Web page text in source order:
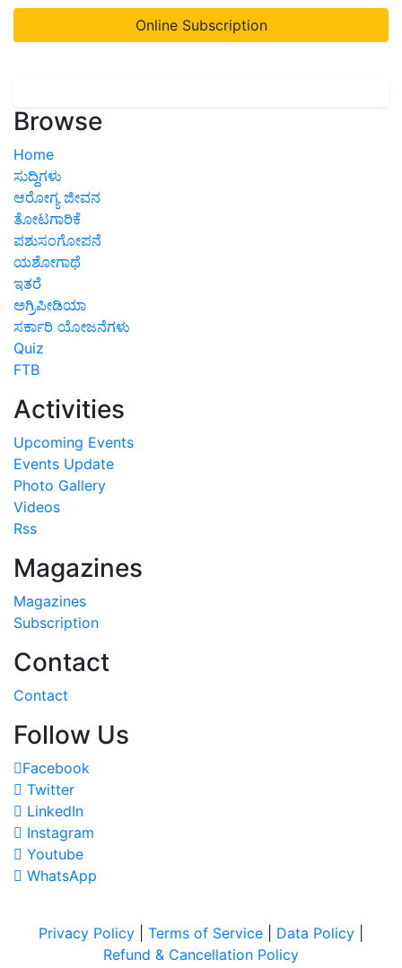
Online Subscription
Browse
Home
ಸುದ್ದಿಗಳು
ಆರೋಗ್ಯ ಜೀವನ
ತೋಟಗಾರಿಕೆ
ಪಶುಸಂಗೋಪನೆ
ಯಶೋಗಾಥೆ
ಇತರೆ
ಅಗ್ರಿಪೀಡಿಯಾ
ಸರ್ಕಾರಿ ಯೋಜನೆಗಳು
Quiz
FTB
Activities
Upcoming Events
Events Update
Photo Gallery
Videos
Rss
Magazines
Magazines
Subscription
Contact
Contact
Follow Us
Facebook
Twitter
LinkedIn
Instagram
Youtube
WhatsApp
Privacy Policy Terms of Service Data Policy
Refund & Cancellation Policy